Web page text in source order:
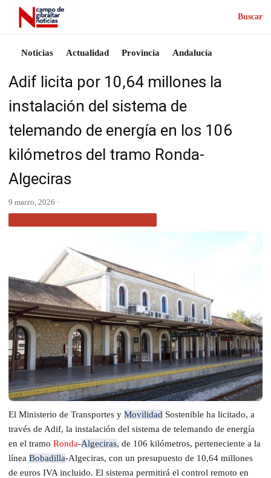
Buscar
Noticias Actualidad Provincia Andalucía
Adif licita por 10,64 millones la
instalación del sistema de
telemando de energía en los 106
kilómetros del tramo Ronda-
Algeciras
9 marzo, 2026 ·
El Ministerio de Transportes y Movilidad Sostenible ha licitado, a
través de Adif, la instalación del sistema de telemando de energía
en el tramo Ronda-Algeciras, de 106 kilómetros, perteneciente a la
línea Bobadilla-Algeciras, con un presupuesto de 10,64 millones
de euros IVA incluido. El sistema permitirá el control remoto en